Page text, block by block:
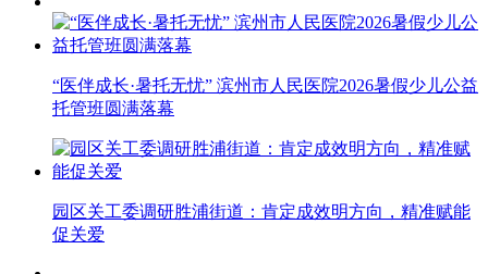
“医伴成长·暑托无忧” 滨州市人民医院2026暑假少儿公益
托管班圆满落幕
园区关工委调研胜浦街道：肯定成效明方向，精准赋能
促关爱